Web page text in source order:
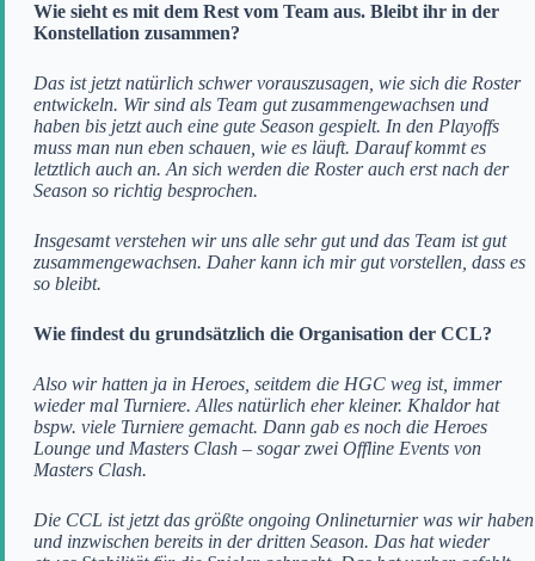
Wie sieht es mit dem Rest vom Team aus. Bleibt ihr in der
Konstellation zusammen?
Das ist jetzt natürlich schwer vorauszusagen, wie sich die Roster
entwickeln. Wir sind als Team gut zusammengewachsen und
haben bis jetzt auch eine gute Season gespielt. In den Playoffs
muss man nun eben schauen, wie es läuft. Darauf kommt es
letztlich auch an. An sich werden die Roster auch erst nach der
Season so richtig besprochen.
Insgesamt verstehen wir uns alle sehr gut und das Team ist gut
zusammengewachsen. Daher kann ich mir gut vorstellen, dass es
so bleibt.
Wie findest du grundsätzlich die Organisation der CCL?
Also wir hatten ja in Heroes, seitdem die HGC weg ist, immer
wieder mal Turniere. Alles natürlich eher kleiner. Khaldor hat
bspw. viele Turniere gemacht. Dann gab es noch die Heroes
Lounge und Masters Clash – sogar zwei Offline Events von
Masters Clash.
Die CCL ist jetzt das größte ongoing Onlineturnier was wir haben
und inzwischen bereits in der dritten Season. Das hat wieder